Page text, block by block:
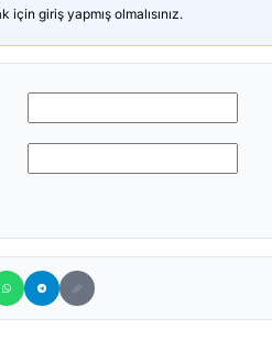
için giriş yapmış olmalısınız.